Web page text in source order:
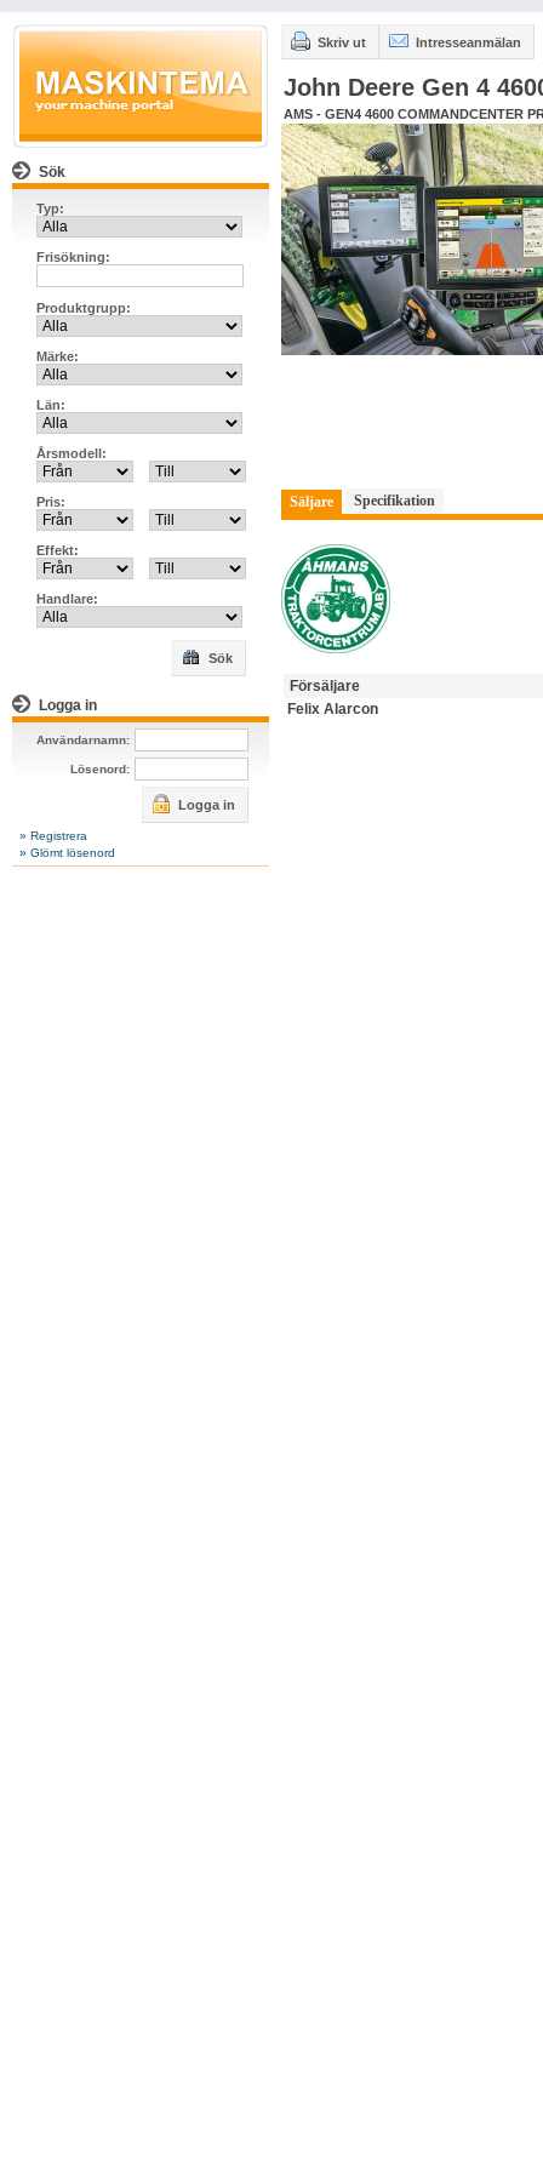
Sök
Typ:
Frisökning:
Produktgrupp:
Märke:
Län:
Årsmodell:
Pris:
Effekt:
Handlare:
Sök
Logga in
Användarnamn:
Lösenord:
Logga in
» Registrera
» Glömt lösenord
Skriv ut Intresseanmälan
John Deere Gen 4
AMS - GEN4 4600 COMMANDCENTER
Säljare Specifikation
Försäljare
Felix Alarcon